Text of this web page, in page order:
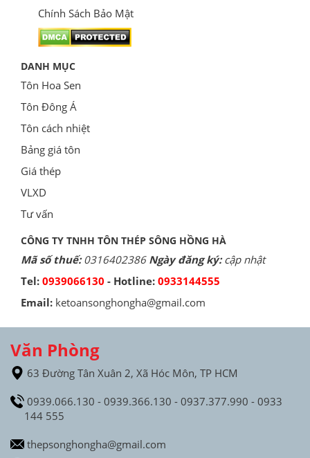
Chính Sách Bảo Mật
DANH MỤC
Tôn Hoa Sen
Tôn Đông Á
Tôn cách nhiệt
Bảng giá tôn
Giá thép
VLXD
Tư vấn
CÔNG TY TNHH TÔN THÉP SÔNG HỒNG HÀ
Mã số thuế:0316402386Ngày đăng ký:cập nhật
Tel: 0939066130 - Hotline: 0933144555
Email: ketoansonghongha@gmail.com
Văn Phòng
63 Đường Tân Xuân 2, Xã Hóc Môn, TP HCM
0939.066.130 - 0939.366.130 - 0937.377.990 - 0933
144 555
thepsonghongha@gmail.com